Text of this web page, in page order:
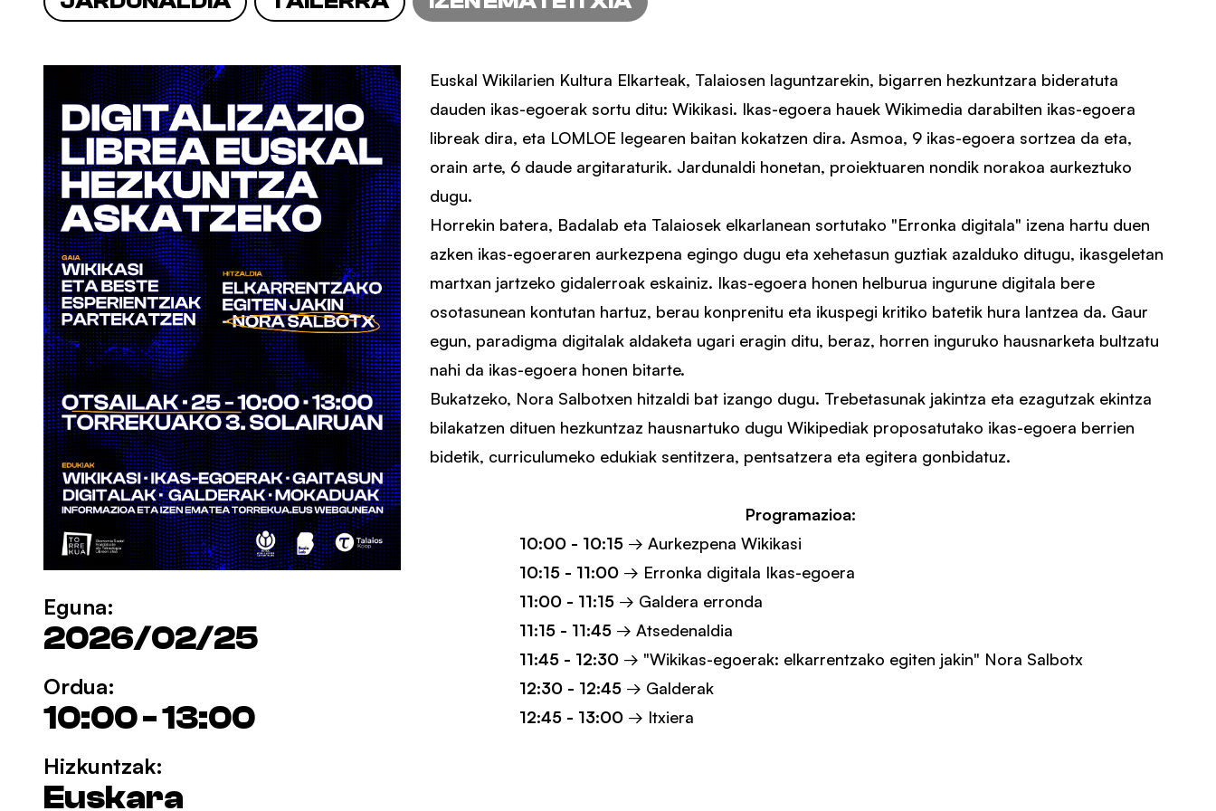
Eguna:
2026/02/25
Ordua:
10:00 - 13:00
Hizkuntzak:
Euskara
Euskal Wikilarien Kultura Elkarteak, Talaiosen laguntzarekin, bigarren hezkuntzara bideratuta
dauden ikas-egoerak sortu ditu: Wikikasi. Ikas-egoera hauek Wikimedia darabilten ikas-egoera
libreak dira, eta LOMLOE legearen baitan kokatzen dira. Asmoa, 9 ikas-egoera sortzea da eta,
orain arte, 6 daude argitaraturik. Jardunaldi honetan, proiektuaren nondik norakoa aurkeztuko
dugu.
Horrekin batera, Badalab eta Talaiosek elkarlanean sortutako "Erronka digitala" izena hartu duen
azken ikas-egoeraren aurkezpena egingo dugu eta xehetasun guztiak azalduko ditugu, ikasgeletan
martxan jartzeko gidalerroak eskainiz. Ikas-egoera honen helburua ingurune digitala bere
osotasunean kontutan hartuz, berau konprenitu eta ikuspegi kritiko batetik hura lantzea da. Gaur
egun, paradigma digitalak aldaketa ugari eragin ditu, beraz, horren inguruko hausnarketa bultzatu
nahi da ikas-egoera honen bitarte.
Bukatzeko, Nora Salbotxen hitzaldi bat izango dugu. Trebetasunak jakintza eta ezagutzak ekintza
bilakatzen dituen hezkuntzaz hausnartuko dugu Wikipediak proposatutako ikas-egoera berrien
bidetik, curriculumeko edukiak sentitzera, pentsatzera eta egitera gonbidatuz.
Programazioa:
10:00 - 10:15→ Aurkezpena Wikikasi
10:15 - 11:00→ Erronka digitala Ikas-egoera
11:00 - 11:15→ Galdera erronda
11:15 - 11:45→ Atsedenaldia
11:45 - 12:30→ "Wikikas-egoerak: elkarrentzako egiten jakin" Nora Salbotx
12:30 - 12:45→ Galderak
12:45 - 13:00→ Itxiera